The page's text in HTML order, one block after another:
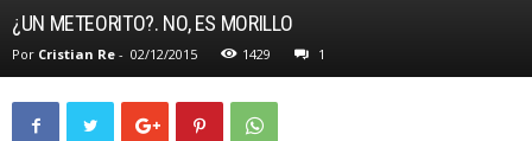
¿UN METEORITO?. NO, ES MORILLO
Por Cristian Re - 02/12/2015 1429 1